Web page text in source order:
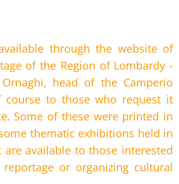
through the website of
of the Region of Lombardy -
head of the Camperio
course to those who request it
Some of these were printed in
thematic exhibitions held in
are available to those interested
or organizing cultural